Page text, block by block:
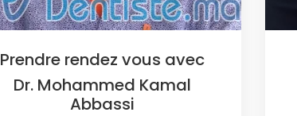
Prendre rendez vous avec
Dr. Mohammed Kamal
Abbassi